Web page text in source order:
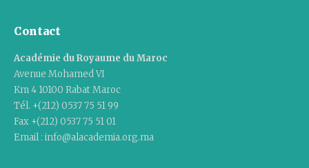
Contact
Académie du Royaume du Maroc
Avenue Mohamed VI
Km 4 10100 Rabat Maroc
Tél. +(212) 0537 75 51 99
Fax +(212) 0537 75 51 01
Email : info@alacademia.org.ma